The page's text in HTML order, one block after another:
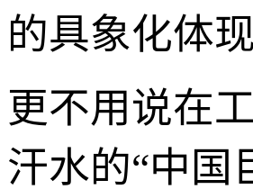
的具象化体现
更不用说在
汗水的“中国